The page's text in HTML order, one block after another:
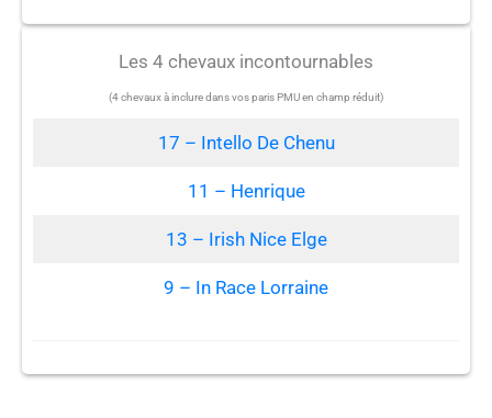
Les 4 chevaux incontournables
(4 chevaux à inclure dans vos paris PMU en champ réduit)
17 – Intello De Chenu
11 – Henrique
13 – Irish Nice Elge
9 – In Race Lorraine